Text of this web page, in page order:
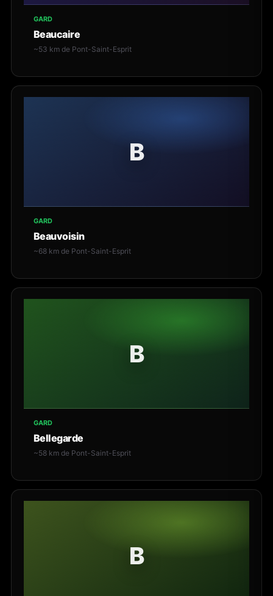
GARD
Beaucaire
~53 km de Pont-Saint-Esprit
B
GARD
Beauvoisin
~68 km de Pont-Saint-Esprit
B
GARD
Bellegarde
~58 km de Pont-Saint-Esprit
B